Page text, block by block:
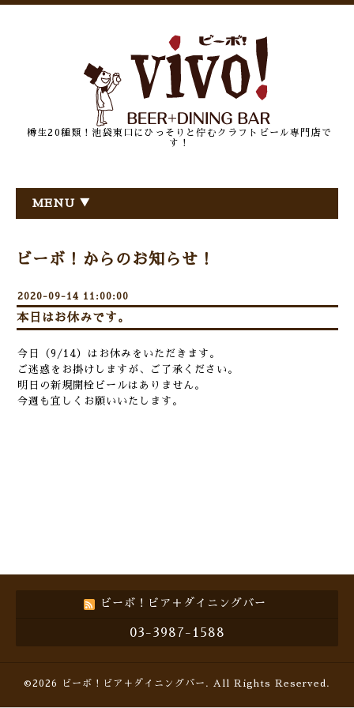
樽生20種類！池袋東口にひっそりと佇むクラフトビール専門店で
す！
MENU ▼
ビーボ！からのお知らせ！
2020-09-14 11:00:00
本日はお休みです。
今日（9/14）はお休みをいただきます。
ご迷惑をお掛けしますが、ご了承ください。
明日の新規開栓ビールはありません。
今週も宜しくお願いいたします。
ビーボ！ビア＋ダイニングバー
03-3987-1588
©2026 ビーボ！ビア＋ダイニングバー . All Rights Reserved.